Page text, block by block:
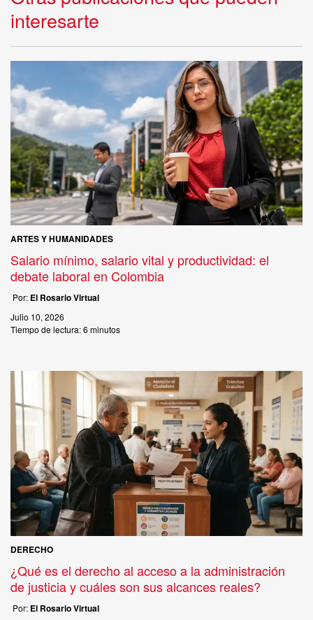
interesarte
ARTES Y HUMANIDADES
Salario mínimo, salario vital y productividad: el
debate laboral en Colombia
Por: El Rosario Virtual
Julio 10, 2026
Tiempo de lectura:6 minutos
DERECHO
¿Qué es el derecho al acceso a la administración
de justicia y cuáles son sus alcances reales?
Por: El Rosario Virtual